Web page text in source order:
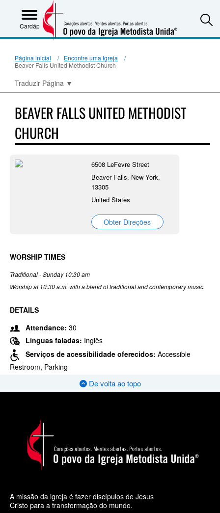
Cardápio
Página inicial
Encontre uma Igreja
Beaver Falls United Methodist Church
Traduzir Página ▼
BEAVER FALLS UNITED METHODIST
CHURCH
6508 LeFevre Street
Beaver Falls, New York,
13305
United States
Obter Direções
WORSHIP TIMES
Traditional - Sunday 10:30 am
Worship at 10:30 a.m. with a blend of traditional and contemporary music.
DETAILS
Attendance: 30
Línguas faladas: Inglês
Serviços de acessibilidade oferecidos: Accessible
Restroom, Parking
De volta ao topo
A missão da igreja é fazer discípulos de Jesus
Cristo para a transformação do mundo.